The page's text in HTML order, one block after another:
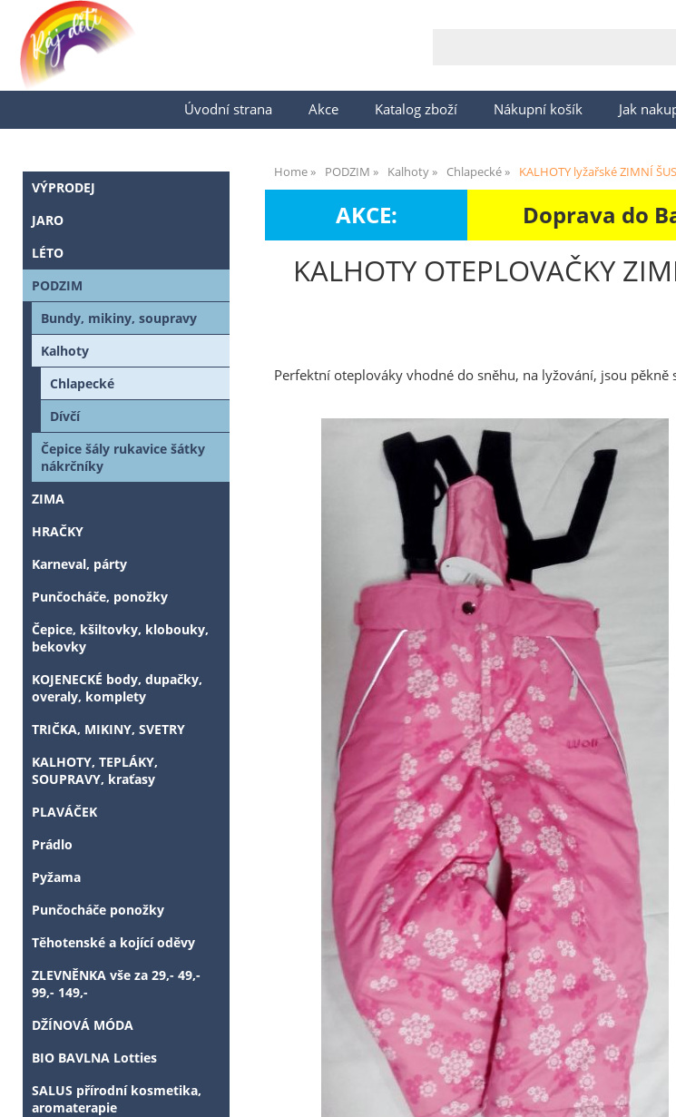
Úvodní strana Akce Katalog zboží Nákupní košík Jak
Home PODZIM Kalhoty Chlapecké KALHOTY lyžařské ZIMNÍ
AKCE: Doprava do
KALHOTY OTEPLOVAČKY
Perfektní oteplováky vhodné do sněhu, na lyžování, jsou pěkně
VÝPRODEJ
JARO
LÉTO
PODZIM
Bundy, mikiny, soupravy
Kalhoty
Chlapecké
Dívčí
Čepice šály rukavice šátky
nákrčníky
ZIMA
HRAČKY
Karneval, párty
Punčocháče, ponožky
Čepice, kšiltovky, klobouky,
bekovky
KOJENECKÉ body, dupačky,
overaly, komplety
TRIČKA, MIKINY, SVETRY
KALHOTY, TEPLÁKY,
SOUPRAVY, kraťasy
PLAVÁČEK
Prádlo
Pyžama
Punčocháče ponožky
Těhotenské a kojící oděvy
ZLEVNĚNKA vše za 29,- 49,-
99,- 149,-
DŽÍNOVÁ MÓDA
BIO BAVLNA Lotties
SALUS přírodní kosmetika,
aromaterapie